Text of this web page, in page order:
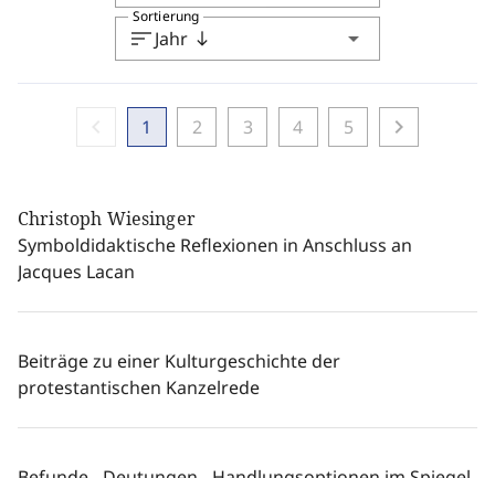
sortJahr south arrow_drop_down
Sortierung
1 2 3 4 5 chevron_right
Christoph Wiesinger
Symboldidaktische Reflexionen in Anschluss an
Jacques Lacan
Beiträge zu einer Kulturgeschichte der
protestantischen Kanzelrede